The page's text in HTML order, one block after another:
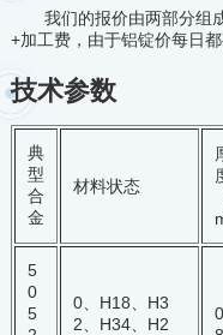
我们的报价由两部分组
+加工费，由于铝锭价每日
技术参数
典
型
合
金
材料状态
5
0
5
0、H18、H3
2、H34、H2